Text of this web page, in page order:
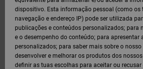
dispositivo. Esta informação pessoal (como os
navegação e endereço IP) pode ser utilizada
publicações e conteúdos personalizados; para
e o desempenho do conteúdo; para apresentar
personalizados; para saber mais sobre o
desenvolver e melhorar os produtos dos
definir as tuas escolhas para aceitar ou